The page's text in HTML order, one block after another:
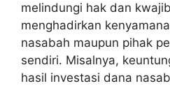
melindungi hak dan
menghadirkan
nasabah maupun pihak
sendiri. Misalnya,
hasil investasi dana